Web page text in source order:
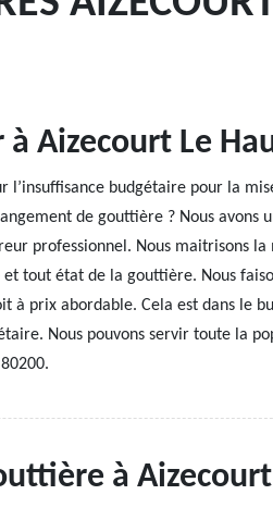
à Aizecourt Le
l’insuffisance budgétaire pour la
de gouttière ? Nous avons
professionnel. Nous maitrisons la
tout état de la gouttière. Nous
à prix abordable. Cela est dans le
Nous pouvons servir toute la
à